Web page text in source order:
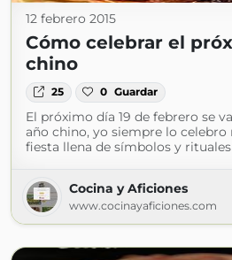
12 febrero 2015
Cómo celebrar el
chino
25 0 Guardar
El próximo día 19 de febrero se
año chino, yo siempre lo celebro
fiesta llena de símbolos y
Cocina y Aficiones
www.cocinayaficiones.com